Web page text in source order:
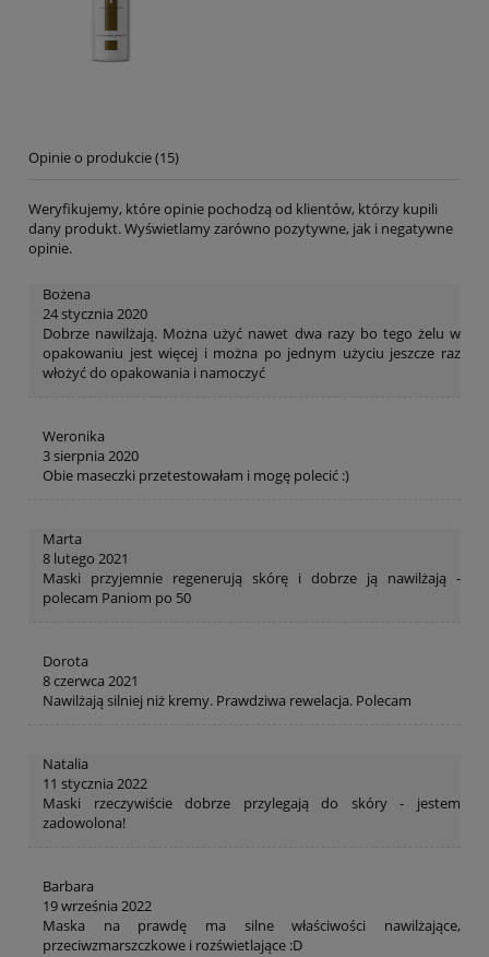
Opinie o produkcie (15)
Weryfikujemy, które opinie pochodzą od klientów, którzy kupili
dany produkt. Wyświetlamy zarówno pozytywne, jak i negatywne
opinie.
Bożena
24 stycznia 2020
Dobrze nawilżają. Można użyć nawet dwa razy bo tego żelu w
opakowaniu jest więcej i można po jednym użyciu jeszcze raz
włożyć do opakowania i namoczyć
Weronika
3 sierpnia 2020
Obie maseczki przetestowałam i mogę polecić :)
Marta
8 lutego 2021
Maski przyjemnie regenerują skórę i dobrze ją nawilżają -
polecam Paniom po 50
Dorota
8 czerwca 2021
Nawilżają silniej niż kremy. Prawdziwa rewelacja. Polecam
Natalia
11 stycznia 2022
Maski rzeczywiście dobrze przylegają do skóry - jestem
zadowolona!
Barbara
19 września 2022
Maska na prawdę ma silne właściwości nawilżające,
przeciwzmarszczkowe i rozświetlające :D